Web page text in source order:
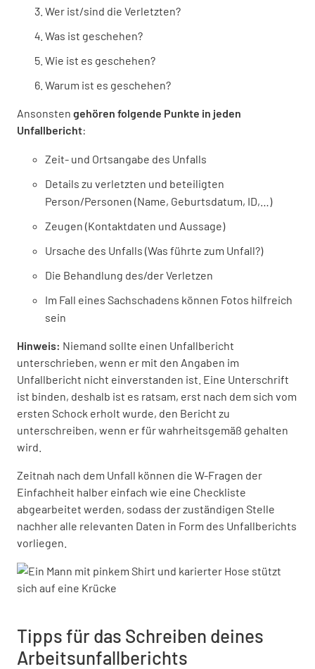
Wer ist/sind die Verletzten?
Was ist geschehen?
Wie ist es geschehen?
Warum ist es geschehen?
Ansonsten gehören folgende Punkte in jeden
Unfallbericht:
Zeit- und Ortsangabe des Unfalls
Details zu verletzten und beteiligten
Person/Personen (Name, Geburtsdatum, ID,…)
Zeugen (Kontaktdaten und Aussage)
Ursache des Unfalls (Was führte zum Unfall?)
Die Behandlung des/der Verletzen
Im Fall eines Sachschadens können Fotos hilfreich
sein
Hinweis: Niemand sollte einen Unfallbericht
unterschrieben, wenn er mit den Angaben im
Unfallbericht nicht einverstanden ist. Eine Unterschrift
ist binden, deshalb ist es ratsam, erst nach dem sich vom
ersten Schock erholt wurde, den Bericht zu
unterschreiben, wenn er für wahrheitsgemäß gehalten
wird.
Zeitnah nach dem Unfall können die W-Fragen der
Einfachheit halber einfach wie eine Checkliste
abgearbeitet werden, sodass der zuständigen Stelle
nachher alle relevanten Daten in Form des Unfallberichts
vorliegen.
Tipps für das Schreiben deines
Arbeitsunfallberichts